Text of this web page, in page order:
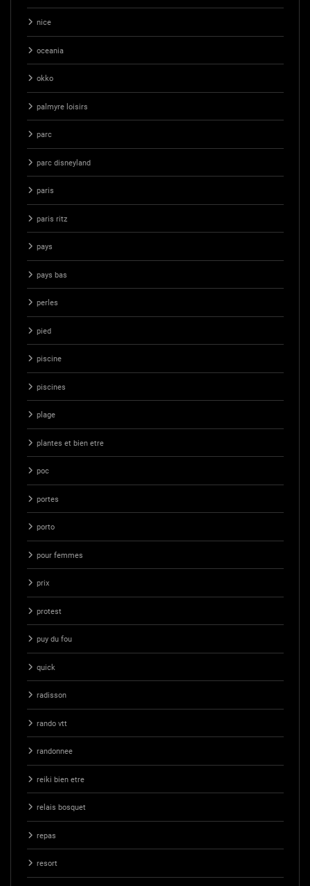
nice
oceania
okko
palmyre loisirs
parc
parc disneyland
paris
paris ritz
pays
pays bas
perles
pied
piscine
piscines
plage
plantes et bien etre
poc
portes
porto
pour femmes
prix
protest
puy du fou
quick
radisson
rando vtt
randonnee
reiki bien etre
relais bosquet
repas
resort